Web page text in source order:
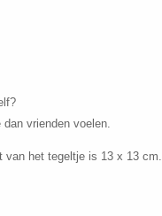
vrienden voelen.
van het tegeltje is 13 x 13 cm.